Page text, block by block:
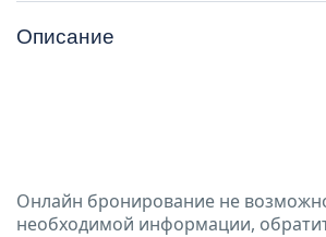
Описание
Онлайн бронирование не
необходимой информации,